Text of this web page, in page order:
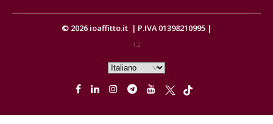
© 2026 ioaffitto.it | P.IVA 01398210995 |
1.2